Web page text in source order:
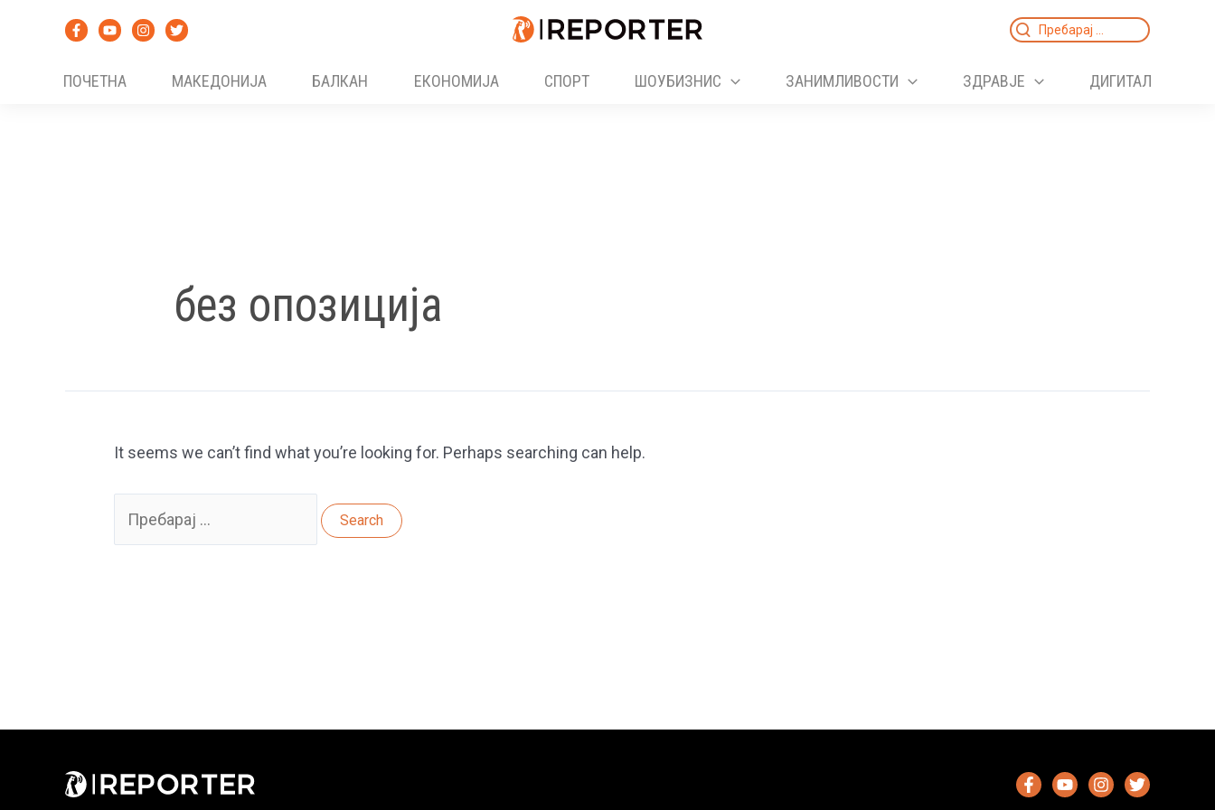
Search
ПОЧЕТНА
МАКЕДОНИЈА БАЛКАН ЕКОНОМИЈА СПОРТ ШОУБИЗНИС ЗАНИМЛИВОСТИ ЗДРАВЈЕ ДИГИТАЛ
без опозиција
It seems we can’t find what you’re looking for. Perhaps searching can help.
for: